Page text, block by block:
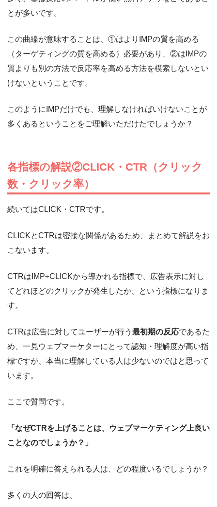
とが多いです。
この曲線が意味することは、①はよりIMPの質を高める
（ターゲティングの質を高める）必要があり、②はIMPの
質よりも別の方法で反応率を高める方法を模索しないとい
けないということです。
このようにIMPだけでも、理解しなければいけないことが
多くあるということをご理解いただけたでしょうか？
各指標の解説②CLICK・CTR（クリック
数・クリック率）
続いてはCLICK・CTRです。
CLICKとCTRは密接な関係があるため、まとめて解説をお
こないます。
CTRはIMP÷CLICKから導かれる指標で、広告表示に対し
てどれほどのクリックが発生したか、という指標になりま
す。
CTRは広告に対してユーザーが行う 最初期の反応であるた
め、一見ウェブマーケターにとって認知・理解度が高い指
標ですが、本当に理解している人は少ないのではと思って
います。
ここで質問です。
「なぜCTRを上げることは、ウェブマーケティング上良い
ことなのでしょうか？」
これを明確に答えられる人は、どの程度いるでしょうか？
多くの人の回答は、